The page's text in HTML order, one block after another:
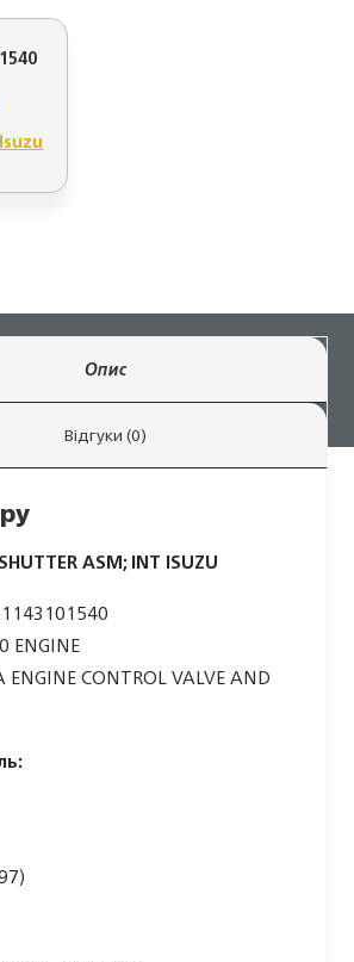
Isuzu
Опис
Відгуки (0)
ASM; INT ISUZU
ENGINE
CONTROL VALVE AND